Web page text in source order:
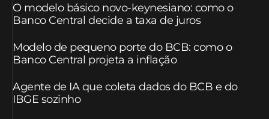
O modelo básico novo-keynesiano: como o
Banco Central decide a taxa de juros
Modelo de pequeno porte do BCB: como o
Banco Central projeta a inflação
Agente de IA que coleta dados do BCB e do
IBGE sozinho